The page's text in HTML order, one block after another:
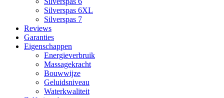
Silverspas 6XL
Silverspas 7
Reviews
Garanties
Eigenschappen
Energieverbruik
Massagekracht
Bouwwijze
Geluidsniveau
Waterkwaliteit